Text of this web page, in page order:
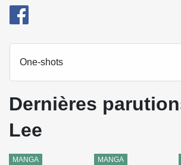
One-shots
Dernières
Lee
MANGA MANGA